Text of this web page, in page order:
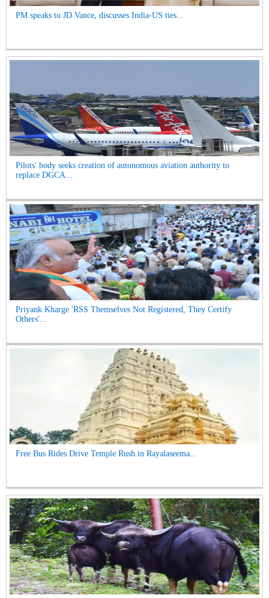
PM speaks to JD Vance, discusses India-US ties...
Pilots' body seeks creation of autonomous aviation authority to
replace DGCA...
Priyank Kharge 'RSS Themselves Not Registered, They Certify
Others'...
Free Bus Rides Drive Temple Rush in Rayalaseema...